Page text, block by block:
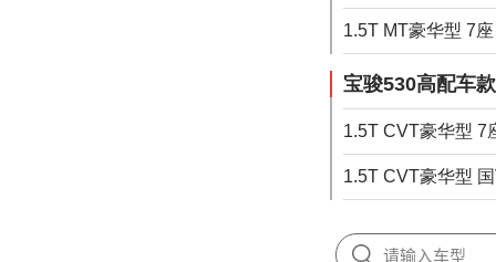
1.5T MT豪华型 7
宝骏530高配车款
1.5T CVT豪华型 7
1.5T CVT豪华型